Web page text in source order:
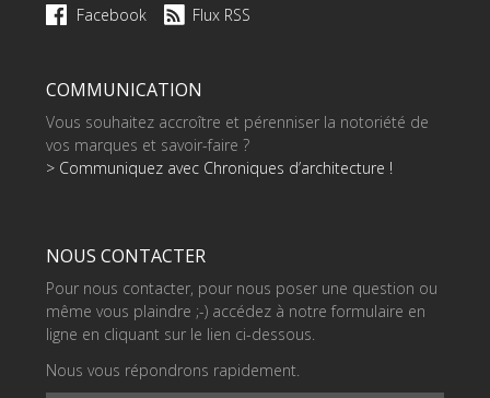
Facebook Flux RSS
COMMUNICATION
Vous souhaitez accroître et pérenniser la notoriété de
vos marques et savoir-faire ?
> Communiquez avec Chroniques d’architecture !
NOUS CONTACTER
Pour nous contacter, pour nous poser une question ou
même vous plaindre ;-) accédez à notre formulaire en
ligne en cliquant sur le lien ci-dessous.
Nous vous répondrons rapidement.